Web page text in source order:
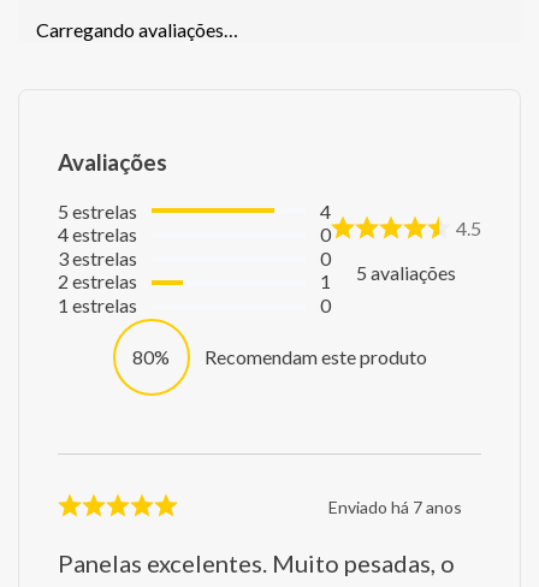
Carregando avaliações…
Avaliações
5 estrelas
4estrelas
3estrelas
2 estrelas
1 estrelas
4
0
0
1
0
4.5
5 avaliações
80% Recomendam este produto
Enviado há 7 anos
Panelas excelentes. Muito pesadas, o